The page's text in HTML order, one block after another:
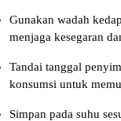
Gunakan wadah
menjaga kesegaran
Tandai tanggal
konsumsi untuk
Simpan pada suhu